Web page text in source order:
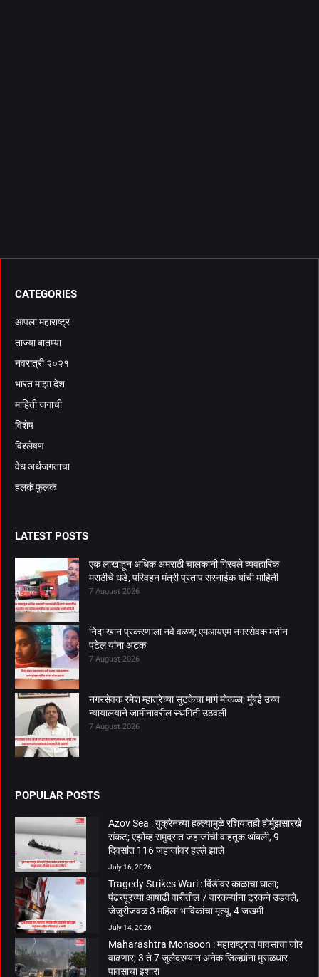
CATEGORIES
आपला महाराष्ट्र
ताज्या बातम्या
नवरात्री २०२१
भारत माझा देश
माहिती जगाची
विशेष
विश्लेषण
वेध अर्थजगताचा
हलकं फुलकं
LATEST POSTS
एक लाखांहून अधिक अमराठी चालकांनी गिरवले व्यवहारिक
मराठीचे धडे, परिवहन मंत्री प्रताप सरनाईक यांची माहिती
7 August 2026
निदा खान प्रकरणाला नवे वळण; एमआयएम नगरसेवक मतीन
पटेल यांना अटक
7 August 2026
नगरसेवक रमेश म्हात्रेच्या सुटकेचा मार्ग मोकळा; मुंबई उच्च
न्यायालयाने जामीनावरील स्थगिती उठवली
7 August 2026
POPULAR POSTS
Azov Sea : युक्रेनच्या हल्ल्यामुळे रशियातही होर्मुझसारखे
संकट; एझोव्ह समुद्रात जहाजांची वाहतूक थांबली, 9
दिवसांत 116 जहाजांवर हल्ले झाले
July 16, 2026
Tragedy Strikes Wari : दिंडीवर काळाचा घाला;
पंढरपूरच्या आषाढी वारीतील 7 वारकऱ्यांना ट्रकने उडवले,
जेजुरीजवळ 3 महिला भाविकांचा मृत्यू, 4 जखमी
July 14, 2026
Maharashtra Monsoon : महाराष्ट्रात पावसाचा जोर
वाढणार; 3 ते 7 जुलैदरम्यान अनेक जिल्ह्यांना मुसळधार
पावसाचा इशारा